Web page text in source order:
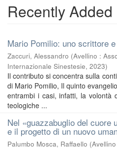
Recently Added
Mario Pomilio: uno scrittore
Zaccuri, Alessandro (Avellino :
Internazionale Sinestesie, 2023)
Il contributo si concentra sulla
di Mario Pomilio, Il quinto
entrambi i casi, infatti, la volontà
teologiche ...
Nel «guazzabuglio del cuore
e il progetto di un nuovo
Palumbo Mosca, Raffaello (